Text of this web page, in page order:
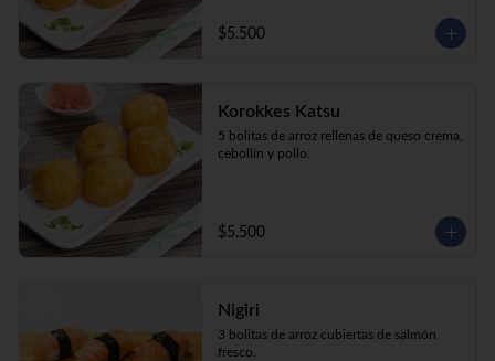
$5.500
Korokkes Katsu
5 bolitas de arroz rellenas de queso crema,
cebollín y pollo.
$5.500
Nigiri
3 bolitas de arroz cubiertas de salmón
fresco.